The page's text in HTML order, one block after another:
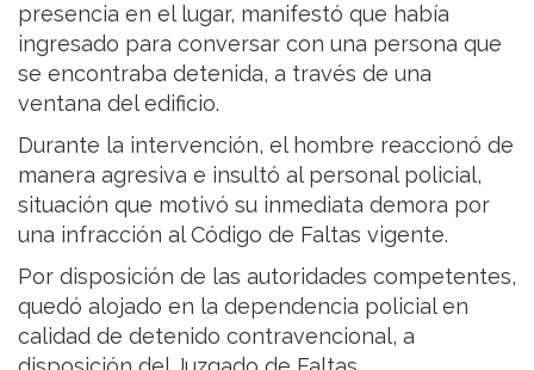
presencia en el lugar, manifestó que había
ingresado para conversar con una persona que
se encontraba detenida, a través de una
ventana del edificio.
Durante la intervención, el hombre reaccionó de
manera agresiva e insultó al personal policial,
situación que motivó su inmediata demora por
una infracción al Código de Faltas vigente.
Por disposición de las autoridades competentes,
quedó alojado en la dependencia policial en
calidad de detenido contravencional, a